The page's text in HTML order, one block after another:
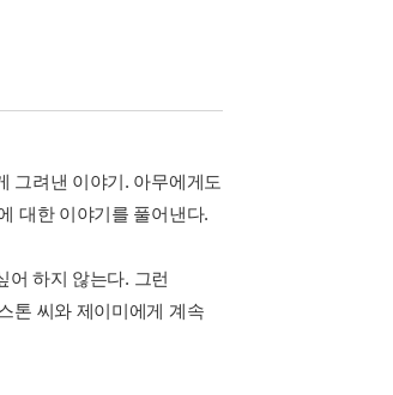
그려낸 이야기. 아무에게도
대한 이야기를 풀어낸다.
어 하지 않는다. 그런
톤 씨와 제이미에게 계속